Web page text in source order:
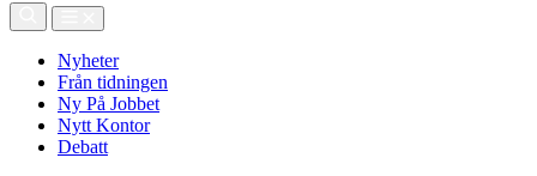
Nyheter
Från tidningen
Ny På Jobbet
Nytt Kontor
Debatt